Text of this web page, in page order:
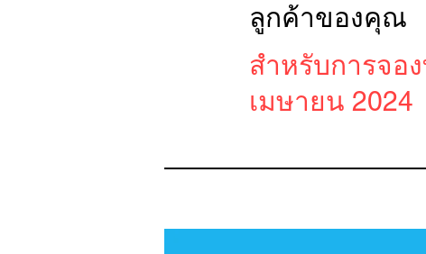
ลูกค้าของคุณ
สำหรับการจอ
เมษายน 2024